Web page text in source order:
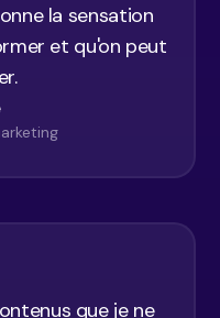
la sensation
et qu'on peut
que je ne